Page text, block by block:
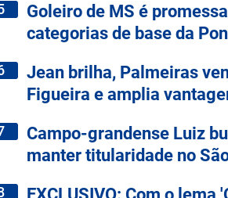
Goleiro de MS é
categorias de base da
Jean brilha, Palmeiras
Figueira e amplia
Campo-grandense Luiz
manter titularidade no